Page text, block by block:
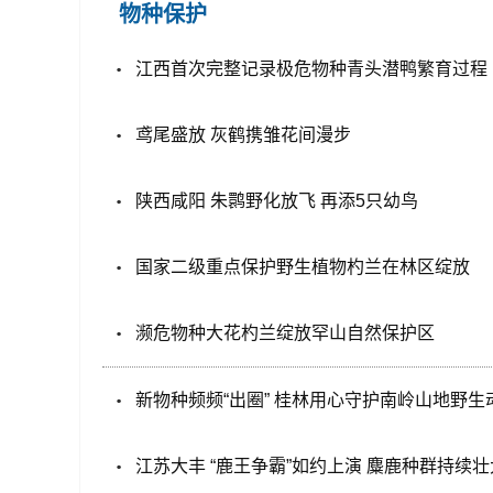
物种保护
江西首次完整记录极危物种青头潜鸭繁育过程
鸢尾盛放 灰鹤携雏花间漫步
陕西咸阳 朱鹮野化放飞 再添5只幼鸟
国家二级重点保护野生植物杓兰在林区绽放
濒危物种大花杓兰绽放罕山自然保护区
新物种频频“出圈” 桂林用心守护南岭山地野生
江苏大丰 “鹿王争霸”如约上演 麋鹿种群持续壮